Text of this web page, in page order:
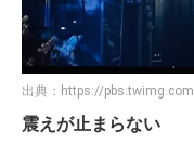
出典： https://pbs.twimg.com
震えが止まらない